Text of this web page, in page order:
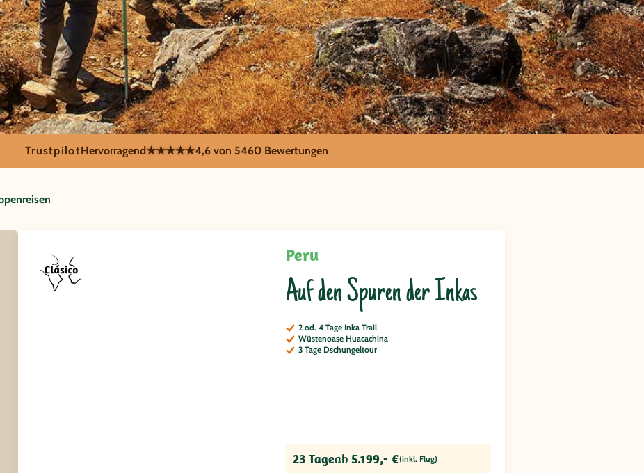
TrustpilotHervorragend★★★★★4,6 von 5460 Bewertungen
Peru
Auf den Spuren der Inkas
2 od. 4 Tage Inka Trail
Wüstenoase Huacachina
3 Tage Dschungeltour
23 Tageab 5.199,- €(inkl. Flug)